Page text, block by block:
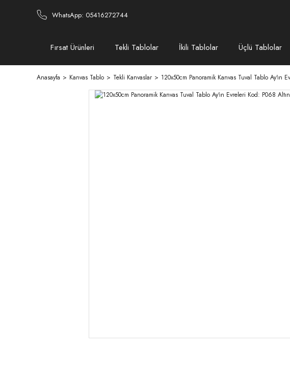
WhatsApp: 05416272744
Fırsat Ürünleri Tekli Tablolar İkili Tablolar Üçlü Tablolar
Anasayfa Kanvas Tablo Tekli Kanvaslar 120x50cm Panoramik Kanvas Tuval Tablo Ay'ın